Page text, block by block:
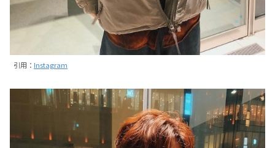
引用： Instagram